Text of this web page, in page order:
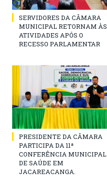
SERVIDORES DA CÂMARA
MUNICIPAL RETORNAM ÀS
ATIVIDADES APÓS O
RECESSO PARLAMENTAR
PRESIDENTE DA CÂMARA
PARTICIPA DA 11ª
CONFERÊNCIA MUNICIPAL
DE SAÚDE EM
JACAREACANGA.